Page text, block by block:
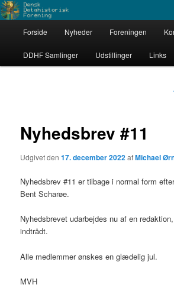
Fortsæt
til
primært
Dansk Datahistorisk
Dataarkæologerne
Forside Nyheder Foreningen
DDHF Samlinger Udstillinger Links
Nyhedsbrev #11
Udgivet den17. december 2022afMichael
Nyhedsbrev #11 er tilbage i normal form
Bent Scharøe.
Nyhedsbrevet udarbejdes nu af en
indtrådt.
Alle medlemmer ønskes en glædelig jul.
MVH